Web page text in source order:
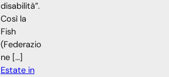
disabilità”.
Così la
Fish
(Federazio
ne […]
Estate in